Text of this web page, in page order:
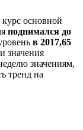
основной
поднимался до
в 2017,65
значения
значениям,
тренд на